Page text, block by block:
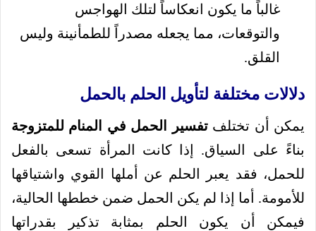
غالباً ما يكون انعكاساً لتلك الهواجس
والتوقعات، مما يجعله مصدراً للطمأنينة وليس
القلق.
دلالات مختلفة لتأويل الحلم بالحمل
يمكن أن تختلفتفسير الحمل في المنام للمتزوجة
بناءً على السياق. إذا كانت المرأة تسعى بالفعل
للحمل، فقد يعبر الحلم عن أملها القوي واشتياقها
للأمومة. أما إذا لم يكن الحمل ضمن خططها الحالية،
فيمكن أن يكون الحلم بمثابة تذكير بقدراتها